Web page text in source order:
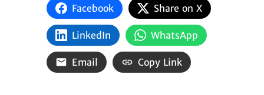
Facebook Share on X
LinkedIn WhatsApp
Email Copy Link